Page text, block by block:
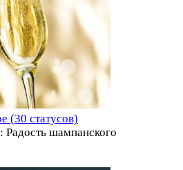
(30 статусов)
Радость шампанского